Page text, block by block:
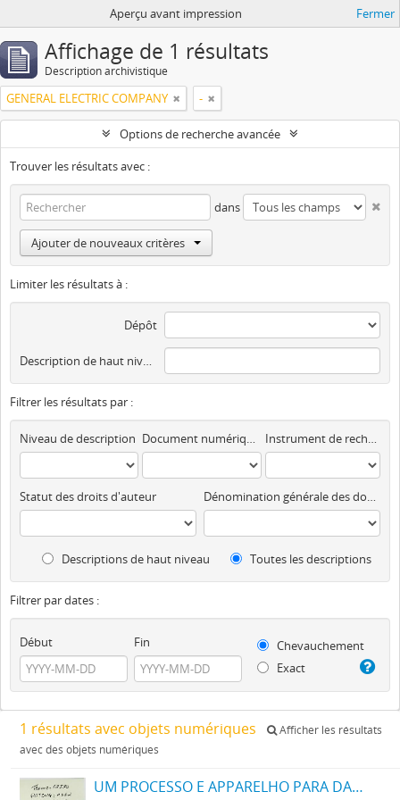
Aperçu avant impression Fermer
Affichage de 1 résultats
Description archivistique
GENERAL ELECTRIC COMPANY -
Options de recherche avancée
Trouver les résultats avec :
dans
Ajouter de nouveaux critères
Limiter les résultats à :
Dépôt
Description de haut niveau
Filtrer les résultats par :
Niveau de description Document numérique disponible Instrument de recherche
Statut des droits d'auteur Dénomination générale des documents
Descriptions de haut niveau Toutes les descriptions
Filtrer par dates :
Début Fin
Chevauchement
Exact
1 résultats avec objets numériques
Afficher les résultats
avec des objets numériques
UM PROCESSO E APPARELHO PARA DAR FORMA A FILAMENTOS PARA LAMPADAS ELECTRICAS DE INCANDESCENCIA